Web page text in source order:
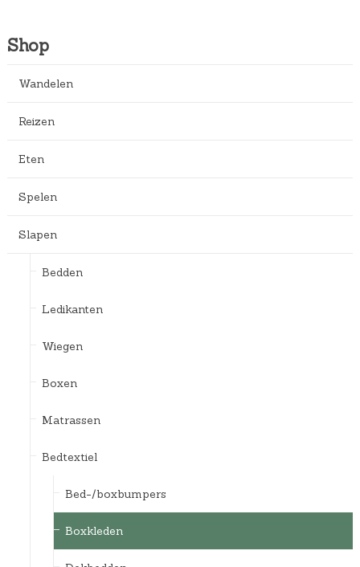
Shop
Wandelen
Reizen
Eten
Spelen
Slapen
Bedden
Ledikanten
Wiegen
Boxen
Matrassen
Bedtextiel
Bed-/boxbumpers
Boxkleden